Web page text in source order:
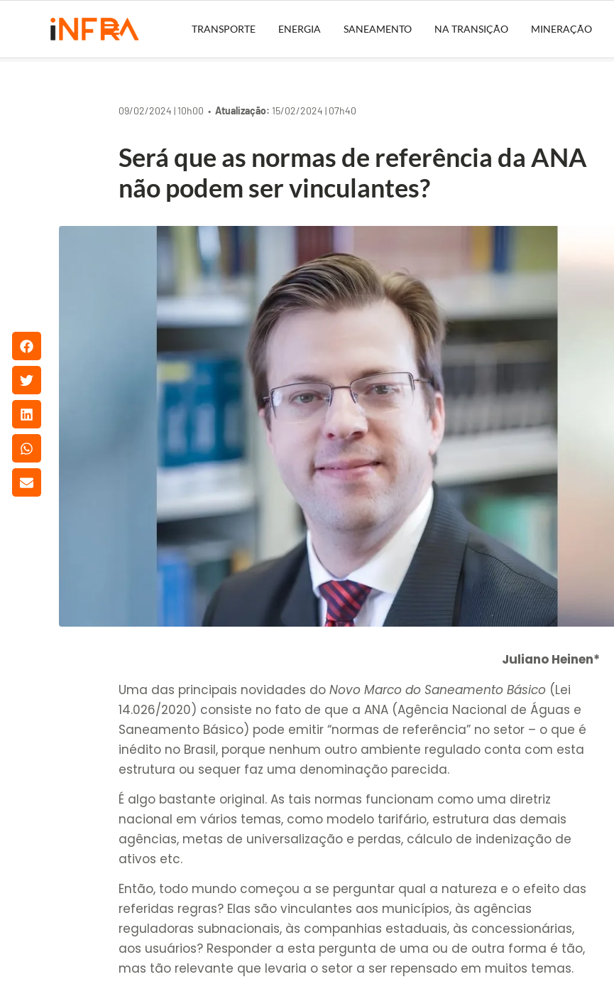
TRANSPORTE ENERGIA SANEAMENTO NA TRANSIÇÃO MINERAÇÃO
09/02/2024 | 10h00 •Atualização: 15/02/2024 | 07h40
Será que as normas de referência da ANA
não podem ser vinculantes?
Juliano Heinen*
Uma das principais novidades doNovo Marco do Saneamento Básico (Lei
14.026/2020) consiste no fato de que a ANA (Agência Nacional de Águas e
Saneamento Básico) pode emitir “normas de referência” no setor – o que é
inédito no Brasil, porque nenhum outro ambiente regulado conta com esta
estrutura ou sequer faz uma denominação parecida.
É algo bastante original. As tais normas funcionam como uma diretriz
nacional em vários temas, como modelo tarifário, estrutura das demais
agências, metas de universalização e perdas, cálculo de indenização de
ativos etc.
Então, todo mundo começou a se perguntar qual a natureza e o efeito das
referidas regras? Elas são vinculantes aos municípios, às agências
reguladoras subnacionais, às companhias estaduais, às concessionárias,
aos usuários? Responder a esta pergunta de uma ou de outra forma é tão,
mas tão relevante que levaria o setor a ser repensado em muitos temas.